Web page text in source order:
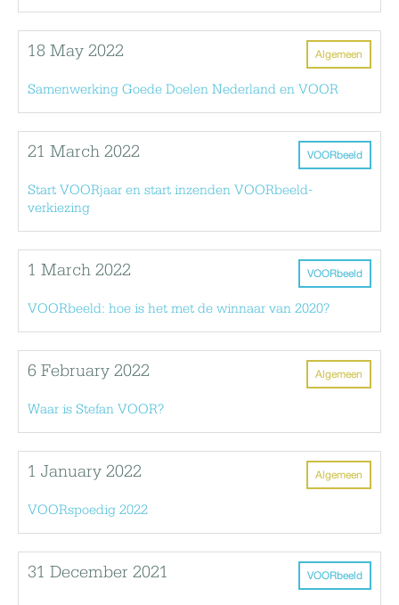
Algemeen
18 May 2022
Samenwerking Goede Doelen Nederland en VOOR
VOORbeeld
21 March 2022
Start VOORjaar en start inzenden VOORbeeld-
verkiezing
VOORbeeld
1 March 2022
VOORbeeld: hoe is het met de winnaar van 2020?
Algemeen
6 February 2022
Waar is Stefan VOOR?
Algemeen
1 January 2022
VOORspoedig 2022
VOORbeeld
31 December 2021